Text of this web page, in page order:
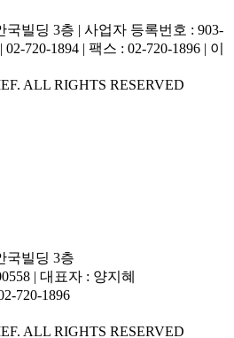
빌딩 3층 | 사업자 등록번호 : 903-
720-1894 | 팩스 : 02-720-1896 | 이
ALL RIGHTS RESERVED
국빌딩 3층
| 대표자 : 양지혜
720-1896
ALL RIGHTS RESERVED